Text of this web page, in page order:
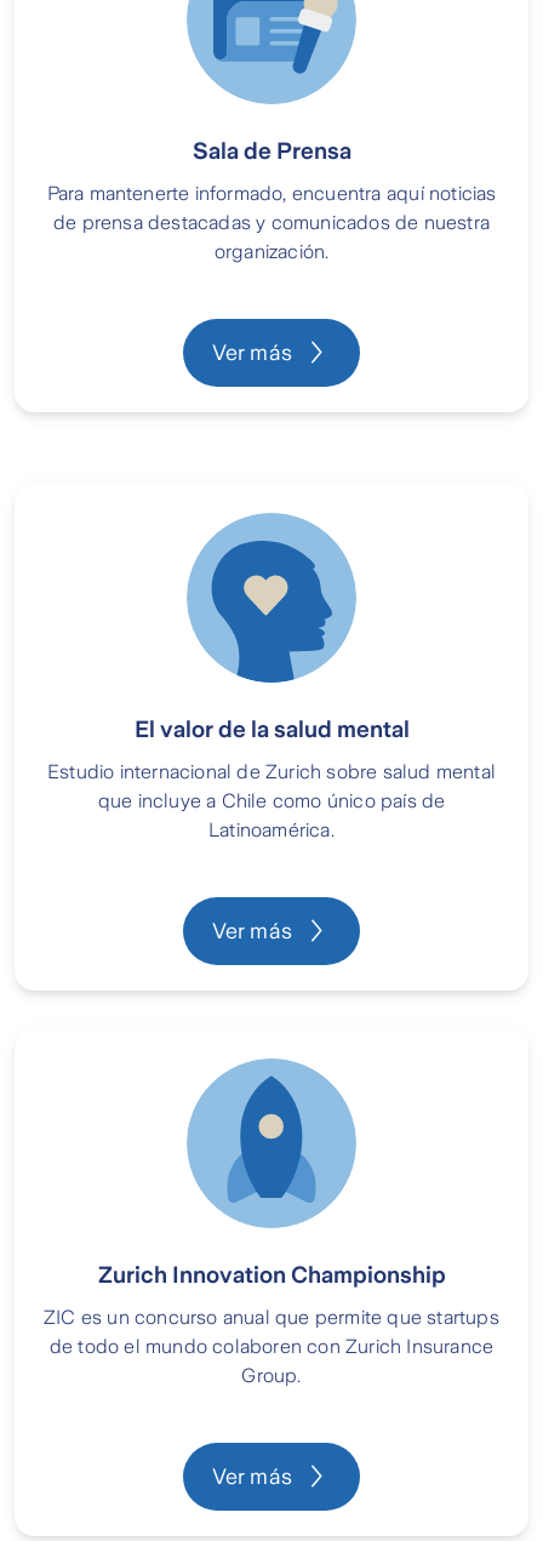
Sala de Prensa
Para mantenerte informado, encuentra aquí noticias
de prensa destacadas y comunicados de nuestra
organización.
Ver más
El valor de la salud mental
Estudio internacional de Zurich sobre salud mental
que incluye a Chile como único país de
Latinoamérica.
Ver más
Zurich Innovation Championship
ZIC es un concurso anual que permite que startups
de todo el mundo colaboren con Zurich Insurance
Group.
Ver más